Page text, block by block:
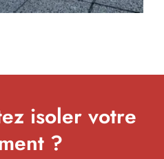
isoler votre
?